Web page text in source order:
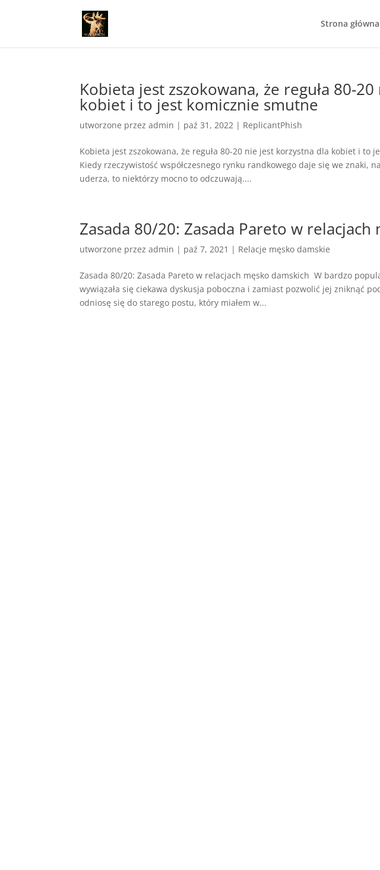
Strona główna
Kobieta jest zszokowana, że reguła 80-
kobiet i to jest komicznie smutne
utworzone przezadmin | paź 31, 2022 | ReplicantPhish
Kobieta jest zszokowana, że reguła 80-20 nie jest korzystna dla kobiet i to
Kiedy rzeczywistość współczesnego rynku randkowego daje się we znaki,
uderza, to niektórzy mocno to odczuwają....
Zasada 80/20: Zasada Pareto w relacjach
utworzone przezadmin | paź 7, 2021 | Relacje męsko damskie
Zasada 80/20: Zasada Pareto w relacjach męsko damskich W bardzo
wywiązała się ciekawa dyskusja poboczna i zamiast pozwolić jej zniknąć
odniosę się do starego postu, który miałem w...